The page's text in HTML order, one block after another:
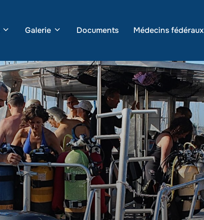
Galerie Documents Médecins fédéraux